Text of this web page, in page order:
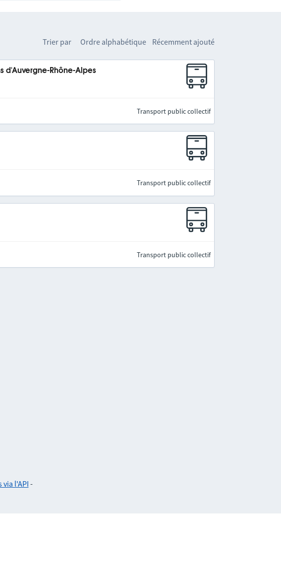
Trier par Ordre alphabétique Récemment ajouté
d'Auvergne-Rhône-Alpes
Transport public collectif
Transport public collectif
Transport public collectif
via l'API -